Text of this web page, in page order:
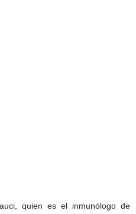
quien es el inmunólogo de